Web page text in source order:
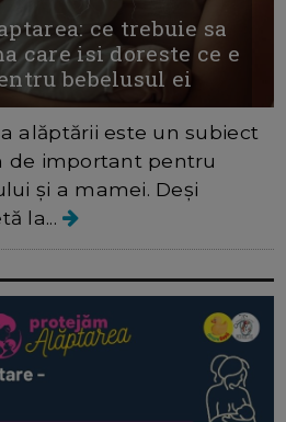
ce trebuie sa
care isi doreste ce e
bebelusul ei
alăptării este un subiect
de important pentru
și a mamei. Deși
la...